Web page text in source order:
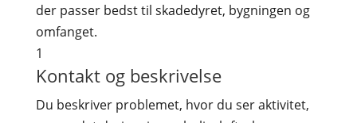
der passer bedst til skadedyret, bygningen og
omfanget.
1
Kontakt og beskrivelse
Du beskriver problemet, hvor du ser aktivitet,